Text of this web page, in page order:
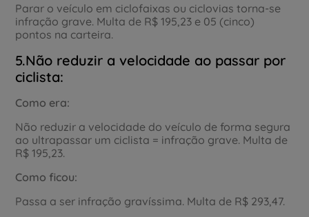
Parar o veículo em ciclofaixas ou ciclovias torna-se
infração grave. Multa de R$ 195,23 e 05 (cinco)
pontos na carteira.
5.Não reduzir a velocidade ao passar por
ciclista:
Como era:
Não reduzir a velocidade do veículo de forma segura
ao ultrapassar um ciclista = infração grave. Multa de
R$ 195,23.
Como ficou:
Passa a ser infração gravíssima. Multa de R$ 293,47.